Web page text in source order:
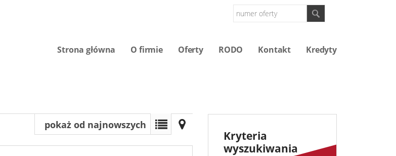
Strona główna O firmie Oferty RODO Kontakt Kredyty
pokaż od najnowszych
Kryteria
wyszukiwania